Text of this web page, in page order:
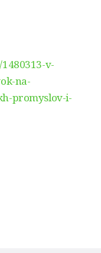
v-
na-
promyslov-i-